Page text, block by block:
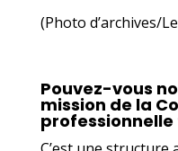
(Photo d’archives/
Pouvez-vous
mission de la